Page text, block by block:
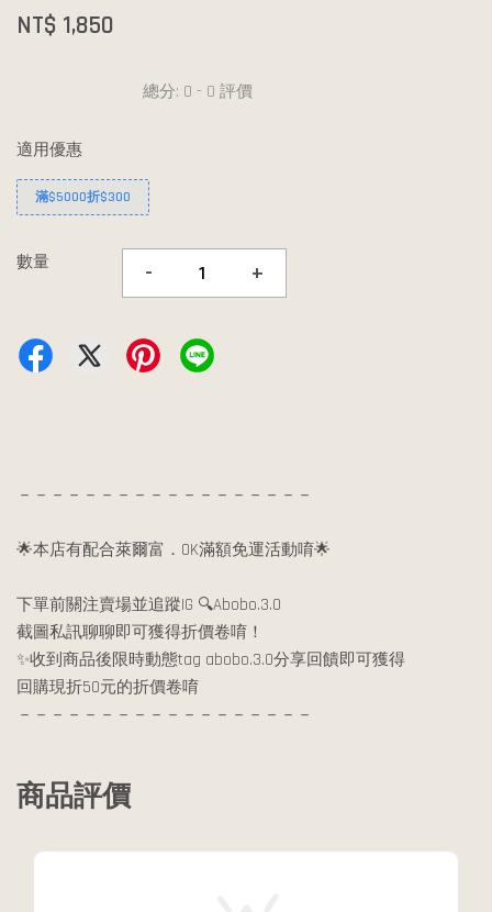
NT$ 1,850
總分: 0 - 0 評價
適用優惠
滿$5000折$300
數量 - +
－－－－－－－－－－－－－－－－－－
🌟本店有配合萊爾富．OK滿額免運活動唷🌟
下單前關注賣場並追蹤IG 🔍Abobo.3.0
截圖私訊聊聊即可獲得折價卷唷！
✨收到商品後限時動態tag abobo.3.0分享回饋即可獲得
回購現折50元的折價卷唷
－－－－－－－－－－－－－－－－－－
商品評價